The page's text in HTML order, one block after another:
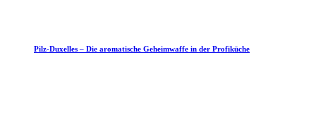
Pilz-Duxelles – Die aromatische Geheimwaffe in der Profiküche